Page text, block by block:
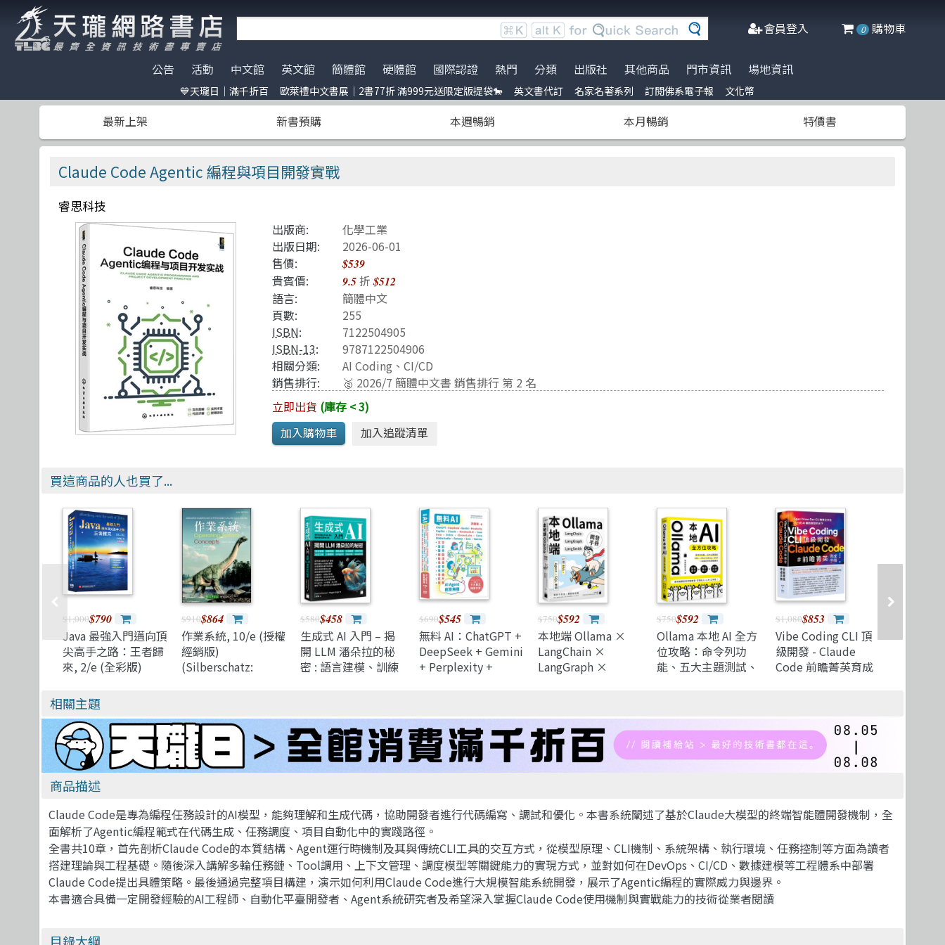
會員登入 0 購物車
公告
天瓏門市春節營業公告
門市營業客服時間調整 到店取貨新功能上線
※進口書籍到貨延誤公告※
※電子發票使用說明※
天瓏行動會員卡上線囉！ ※詐騙提醒公告 請勿受騙※
活動
天瓏日｜滿千折百
歐萊禮中文書展｜2書77折 滿999元送限定
版提袋🐎
服務｜代訂英文書
名家名著系列
訂閱佛系電子報
中文館 英文館 簡體館 硬體館 國際認證
熱門
AI Coding
ChatGPT Python
Agile Software
Machine Learning
Large language model Linux
Design Pattern
影像辨識 Image-recognition Penetration-test
半導體
Prompt Engineering
LangChain
Chatbot
Engineer self-growth
機器人製作 Robots
Computer Vision
Unit Test 單元測試
Reinforcement
程式交易 Trading
TDD 測試導向開發
R 語言
遊戲引擎 Game-engine
分類
全部分類
Data Science 電子電路電機類
人工智慧
軟體架構 雲端運算
軟體測試
職涯發展 前端開發
網頁設計
網站開發
UI/UX
系統開發
遊戲開發設計
資訊科學
Adobe 軟體應用
Office 系列
區塊鏈與金融科技
網路通訊
視覺影音設計
其他
出版社
碁峰資訊
旗標 全華圖書
博碩
經緯文化 五南
滄海
人民郵電 電子工業
清華大學
機械工業
深智
其他商品
電子開發板
特價書籍 暢銷外文書
阿喵周邊商品
IT狗精品區 IT T-shirt
商管科普推薦書
Make 國際中文版
機器人雜誌 ROBOCON Magazine 創客‧自造者工作坊
門市資訊 場地資訊
💙天瓏日｜滿千折百 歐萊禮中文書展｜2書77折 滿999元送限定版提袋🐎 英文書代訂 名家名著系列 訂閱佛系電子報 文化幣
最新上架 新書預購 本週暢銷 本月暢銷 特價書
Claude Code Agentic 編程與項目開發實戰
睿思科技
出版商:
化學工業
出版日期:
2026-06-01
售價:
$539
貴賓價: 9.5折$512
語言:
簡體中文
頁數:
255
ISBN:
7122504905
ISBN-13:
9787122504906
相關分類:
AI Coding 、CI/CD
銷售排行:
🥈 2026/7 簡體中文書 銷售排行 第 2 名
立即出貨 (庫存 < 3)
買這商品的人也買了...
$1,000$790
Java 最強入門邁向頂
尖高手之路：王者歸
來, 2/e (全彩版)
$910$864
作業系統, 10/e (授權
經銷版)
(Silberschatz:
$580$458
生成式 AI 入門 – 揭
開 LLM 潘朵拉的秘
密 : 語言建模、訓練
係、AI Agent、
OpenAI、DeepSeek
(Introduction to
Generative AI)
$690$545
無料 AI：ChatGPT +
DeepSeek + Gemini
+ Perplexity +
+ ElevenLabs +
Suno + Stable
Audio + Runway +
Sora + Gamma –
尋、繪圖、動漫、視
覺、語音、音效、音
樂、影片、簡報」AI
Agent – 創意無限
$750$592
本地端 Ollama ×
LangChain ×
LangGraph ×
$750$592
Ollama 本地 AI 全方
位攻略：命令列功
能、五大主題測試、
$1,080$853
Vibe Coding CLI 頂
級開發 - Claude
Code 前瞻菁英育成
相關主題
商品描述
Claude Code是專為編程任務設計的AI模型，能夠理解和生成代碼，協助開發者進行代碼編寫、調試和優化。本書系統闡述了基於Claude大模型的終端智能體開發機制，全
面解析了Agentic編程範式在代碼生成、任務調度、項目自動化中的實踐路徑。
全書共10章，首先剖析Claude Code的本質結構、Agent運行時機制及其與傳統CLI工具的交互方式，從模型原理、CLI機制、系統架構、執行環境、任務控制等方面為讀者
搭建理論與工程基礎。隨後深入講解多輪任務鏈、Tool調用、上下文管理、調度模型等關鍵能力的實現方式，並對如何在DevOps、CI/CD、數據建模等工程體系中部署
Claude Code提出具體策略。最後通過完整項目構建，演示如何利用Claude Code進行大規模智能系統開發，展示了Agentic編程的實際威力與邊界。
本書適合具備一定開發經驗的AI工程師、自動化平臺開發者、Agent系統研究者及希望深入掌握Claude Code使用機制與實戰能力的技術從業者閱讀
目錄大綱